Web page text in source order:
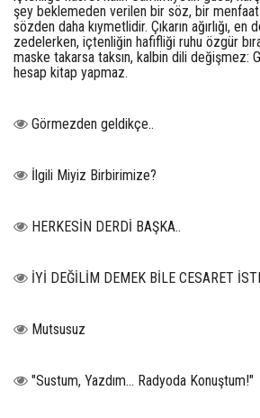
şey beklemeden verilen bir söz, bir
sözden daha kıymetlidir. Çıkarın ağırlığı, en
zedelerken, içtenliğin hafifliği ruhu özgür
maske takarsa taksın, kalbin dili değişmez:
hesap kitap yapmaz.
Görmezden geldikçe..
İlgili Miyiz Birbirimize?
HERKESİN DERDİ BAŞKA..
İYİ DEĞİLİM DEMEK BİLE CESARET
Mutsusuz
"Sustum, Yazdım... Radyoda Konuştum!"